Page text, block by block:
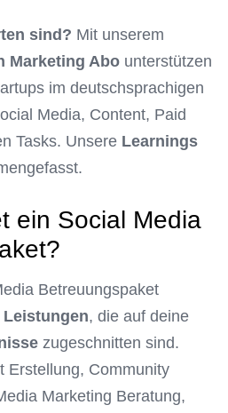
sind? Mit unserem
Marketing Abo unterstützen
im deutschsprachigen
Media, Content, Paid
Tasks. Unsere Learnings
ein Social Media
Betreuungspaket
Leistungen, die auf deine
zugeschnitten sind.
Erstellung, Community
Marketing Beratung,